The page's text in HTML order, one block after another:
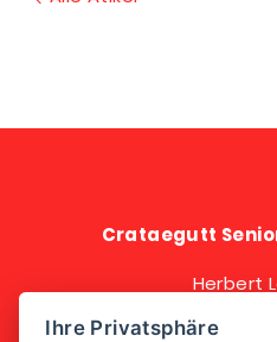
Crataegutt
Herbert
+43 664
Ihre Privatsphäre